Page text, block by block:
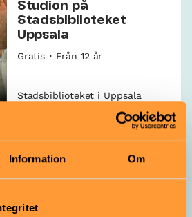
Information Om
Studion på
Stadsbiblioteket
Uppsala
Gratis
Från 12 år
Stadsbiblioteket i Uppsala
Programmera i Roblox
Stadsbiblioteket i Uppsala